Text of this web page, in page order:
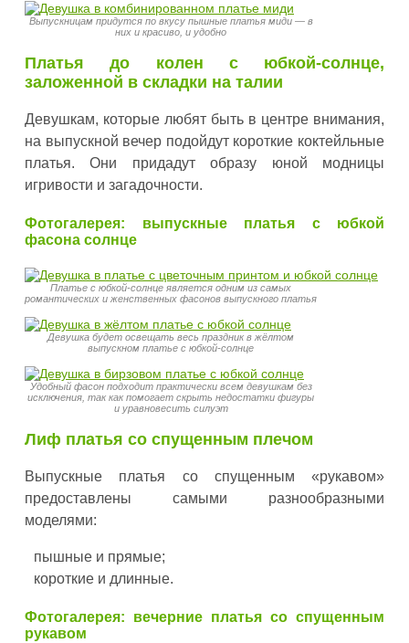
Выпускницам придутся по вкусу пышные платья миди — в
них и красиво, и удобно
Платья до колен с юбкой-солнце,
заложенной в складки на талии
Девушкам, которые любят быть в центре внимания,
на выпускной вечер подойдут короткие коктейльные
платья. Они придадут образу юной модницы
игривости и загадочности.
Фотогалерея: выпускные платья с юбкой
фасона солнце
Платье с юбкой-солнце является одним из самых
романтических и женственных фасонов выпускного платья
Девушка будет освещать весь праздник в жёлтом
выпускном платье с юбкой-солнце
Удобный фасон подходит практически всем девушкам без
исключения, так как помогает скрыть недостатки фигуры
и уравновесить силуэт
Лиф платья со спущенным плечом
Выпускные платья со спущенным «рукавом»
предоставлены самыми разнообразными
моделями:
пышные и прямые;
короткие и длинные.
Фотогалерея: вечерние платья со спущенным
рукавом